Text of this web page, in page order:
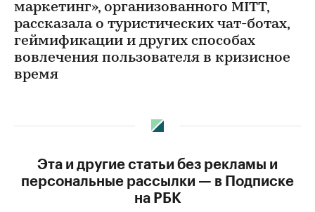
маркетинг», организованного MITT,
рассказала о туристических чат-ботах,
геймификации и других способах
вовлечения пользователя в кризисное
время
Эта и другие статьи без рекламы и
персональные рассылки — в Подписке
на РБК